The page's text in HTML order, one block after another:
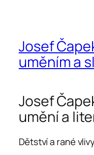
Josef
uměním a
Josef
umění a
Dětství a rané